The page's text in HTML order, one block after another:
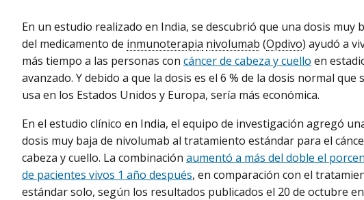
En un estudio realizado en India, se descubrió que una dosis muy
del medicamento de inmunoterapia nivolumab (Opdivo) ayudó a
más tiempo a las personas con cáncer de cabeza y cuello en
avanzado. Y debido a que la dosis es el 6 % de la dosis normal que
usa en los Estados Unidos y Europa, sería más económica.
En el estudio clínico en India, el equipo de investigación agregó
dosis muy baja de nivolumab al tratamiento estándar para el
cabeza y cuello. La combinación aumentó a más del doble el
de pacientes vivos 1 año después, en comparación con el
estándar solo, según los resultados publicados el 20 de octubre